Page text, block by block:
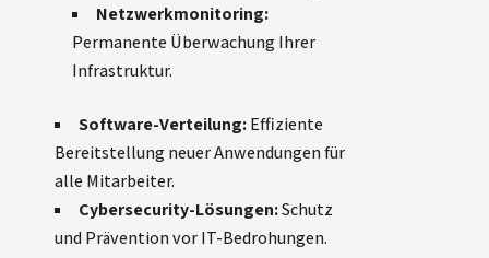
Netzwerkmonitoring:
Permanente Überwachung Ihrer
Infrastruktur.
Software-Verteilung:Effiziente
Bereitstellung neuer Anwendungen für
alle Mitarbeiter.
Cybersecurity-Lösungen:Schutz
und Prävention vor IT-Bedrohungen.